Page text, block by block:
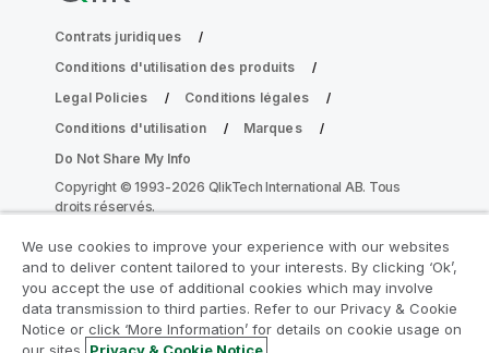
Contrats juridiques
Conditions d'utilisation des produits
Legal Policies
Conditions légales
Conditions d'utilisation
Marques
Do Not Share My Info
Copyright © 1993-2026 QlikTech International AB. Tous
droits réservés.
Rejoignez le Programme de
modernisation analytique
We use cookies to improve your experience with our websites
and to deliver content tailored to your interests. By clicking ‘Ok’,
you accept the use of additional cookies which may involve
data transmission to third parties. Refer to our Privacy & Cookie
Notice or click ‘More Information’ for details on cookie usage on